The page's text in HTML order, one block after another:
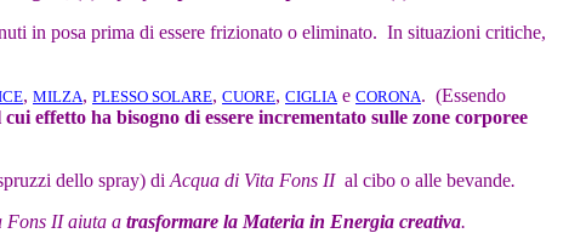
in posa prima di essere frizionato o eliminato. In situazioni critiche,
, MILZA, PLESSO SOLARE, CUORE, CIGLIA e CORONA. (Essendo
effetto ha bisogno di essere incrementato sulle zone corporee
dello spray) di Acqua di Vita Fons IIal cibo o alle bevande.
Fons IIaiuta atrasformare la Materia in Energia creativa.